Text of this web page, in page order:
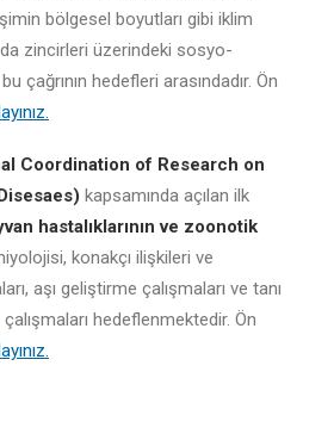
bölgesel boyutları gibi iklim
zincirleri üzerindeki sosyo-
çağrının hedefleri arasındadır. Ön
Coordination of Research on
kapsamında açılan ilk
hastalıklarının ve zoonotik
konakçı ilişkileri ve
aşı geliştirme çalışmaları ve tanı
hedeflenmektedir. Ön